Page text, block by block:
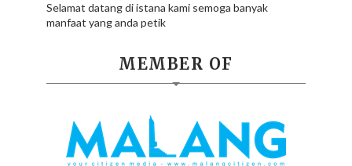
Selamat datang di istana kami semoga banyak
manfaat yang anda petik
MEMBER OF